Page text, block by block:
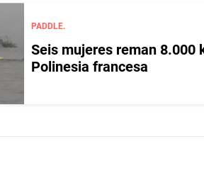
PADDLE.
Seis mujeres reman 8.000
Polinesia francesa